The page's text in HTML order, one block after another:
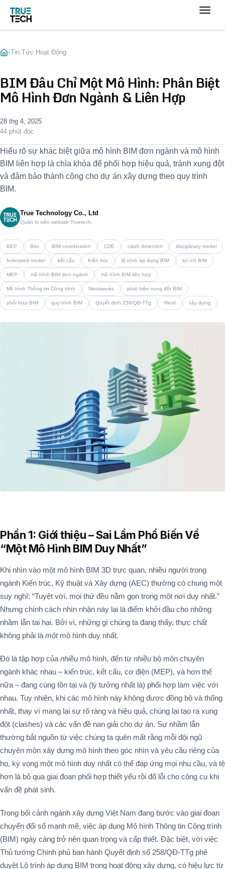
›Tin Tức Hoạt Động
BIM Đâu Chỉ Một Mô Hình: Phân Biệt
Mô Hình Đơn Ngành & Liên Hợp
28 thg 4, 2025
44 phút đọc
Hiểu rõ sự khác biệt giữa mô hình BIM đơn ngành và mô hình
BIM liên hợp là chìa khóa để phối hợp hiệu quả, tránh xung đột
và đảm bảo thành công cho dự án xây dựng theo quy trình
BIM.
True Technology Co., Ltd
Quản trị viên website Truetech.
BEP Bim BIM coordination CDE clash detection disciplinary model
federated model kết cấu Kiến trúc lộ trình áp dụng BIM lợi ích BIM
MEP mô hình BIM đơn ngành mô hình BIM liên hợp
Mô hình Thông tin Công trình Navisworks phát hiện xung đột BIM
phối hợp BIM quy trình BIM Quyết định 258/QĐ-TTg Revit xây dựng
Phần 1: Giới thiệu – Sai Lầm Phổ Biến Về
“Một Mô Hình BIM Duy Nhất”
Khi nhìn vào một mô hình BIM 3D trực quan, nhiều người trong
ngành Kiến trúc, Kỹ thuật và Xây dựng (AEC) thường có chung một
suy nghĩ: “Tuyệt vời, mọi thứ đều nằm gọn trong một nơi duy nhất.”
Nhưng chính cách nhìn nhận này lại là điểm khởi đầu cho những
nhầm lẫn tai hại. Bởi vì, những gì chúng ta đang thấy, thực chất
không phải là mộtmô hình duy nhất.
Đó là tập hợp của nhiều mô hình, đến từ nhiều bộ môn chuyên
ngành khác nhau – kiến trúc, kết cấu, cơ điện (MEP), và hơn thế
nữa – đang cùng tồn tại và (lý tưởng nhất là) phối hợp làm việc với
nhau. Tuy nhiên, khi các mô hình này không được đồng bộ và thống
nhất, thay vì mang lại sự rõ ràng và hiệu quả, chúng lại tạo ra xung
đột (clashes) và các vấn đề nan giải cho dự án. Sự nhầm lẫn
thường bắt nguồn từ việc chúng ta quên mất rằng mỗi đội ngũ
chuyên môn xây dựng mô hình theo góc nhìn và yêu cầu riêng của
họ, kỳ vọng một mô hình duy nhất có thể đáp ứng mọi nhu cầu, và tệ
hơn là bỏ qua giai đoạn phối hợp thiết yếu rồi đổ lỗi cho công cụ khi
vấn đề phát sinh.
Trong bối cảnh ngành xây dựng Việt Nam đang bước vào giai đoạn
chuyển đổi số mạnh mẽ, việc áp dụng Mô hình Thông tin Công trình
(BIM) ngày càng trở nên quan trọng và cấp thiết. Đặc biệt, với việc
Thủ tướng Chính phủ ban hành Quyết định số 258/QĐ-TTg phê
duyệt Lộ trình áp dụng BIM trong hoạt động xây dựng, có hiệu lực từ